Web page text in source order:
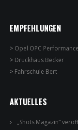
EMPFEHLUNGEN
> Opel OPC
> Druckhaus Becker
> Fahrschule Bert
AKTUELLES
„Shots Magazin“